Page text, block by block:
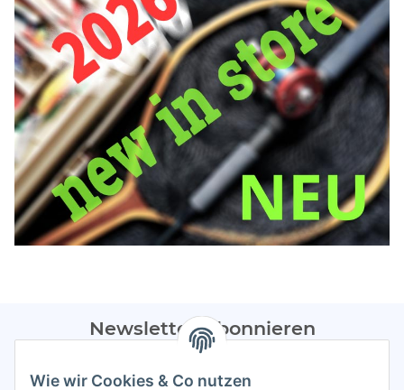
Newsletter Abonnieren
Bitte sendet mir entsprechend eurer
Wie wir Cookies & Co nutzen